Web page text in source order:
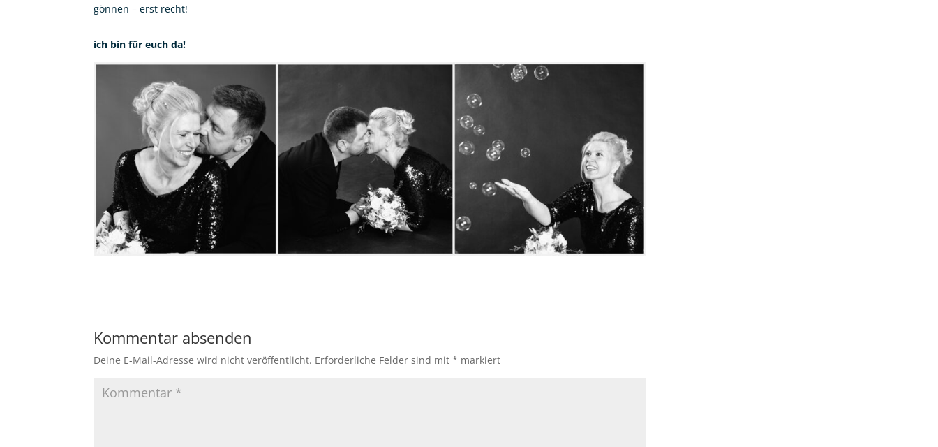
gönnen – erst recht!
ich bin für euch da!
Kommentar absenden
Deine E-Mail-Adresse wird nicht veröffentlicht. Erforderliche Felder sind mit* markiert